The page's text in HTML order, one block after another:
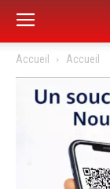
Accueil Accueil